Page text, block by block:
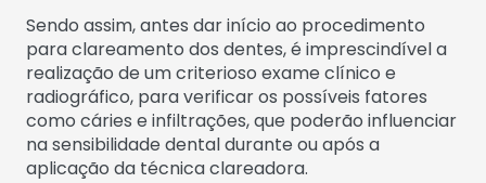
Sendo assim, antes dar início ao procedimento
para clareamento dos dentes, é imprescindível a
realização de um criterioso exame clínico e
radiográfico, para verificar os possíveis fatores
como cáries e infiltrações, que poderão influenciar
na sensibilidade dental durante ou após a
aplicação da técnica clareadora.